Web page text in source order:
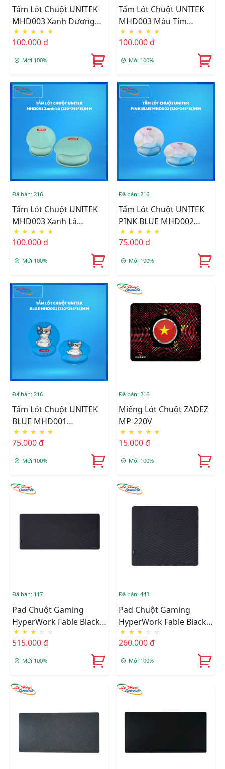
Tấm Lót Chuột UNITEK
MHD003 Xanh Dương
(220*245*15)MM
★ ★ ★ ★ ★
100.000 đ
Mới 100%
Tấm Lót Chuột UNITEK
MHD003 Màu Tím
(220*245*15)MM
★ ★ ★ ★ ★
100.000 đ
Mới 100%
Đã bán: 216
Tấm Lót Chuột UNITEK
MHD003 Xanh Lá
(220*245*15)MM
★ ★ ★ ★ ★
100.000 đ
Mới 100%
Đã bán: 216
Tấm Lót Chuột UNITEK
PINK BLUE MHD002
(220*245*15)MM
★ ★ ★ ★ ★
75.000 đ
Mới 100%
Đã bán: 216
Tấm Lót Chuột UNITEK
BLUE MHD001
(220*245*15)MM
★ ★ ★ ★ ★
75.000 đ
Mới 100%
Đã bán: 216
Miếng Lót Chuột ZADEZ
MP-220V
★ ★ ★ ★ ★
15.000 đ
Mới 100%
Đã bán: 117
Pad Chuột Gaming
HyperWork Fable Black
90x40cm
★ ★ ★ ☆ ☆
515.000 đ
Mới 100%
Đã bán: 443
Pad Chuột Gaming
HyperWork Fable Black
45x40cm
★ ★ ★ ☆ ☆
260.000 đ
Mới 100%